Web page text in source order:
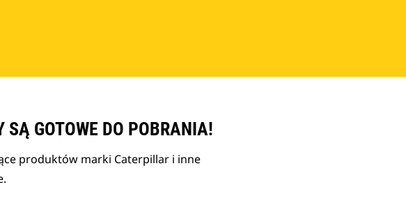
SĄ GOTOWE DO POBRANIA!
produktów marki Caterpillar i inne